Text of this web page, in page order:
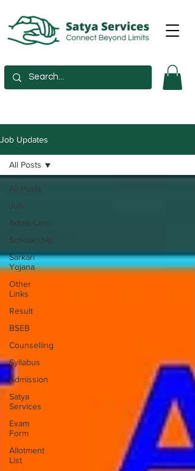
Job Updates
All Posts
Job
Admit Card
Scholarship
Sarkari
Yojana
Other
Links
Result
BSEB
Counselling
Syllabus
Admission
Satya
Services
Exam
Form
Allotment
List
All Posts